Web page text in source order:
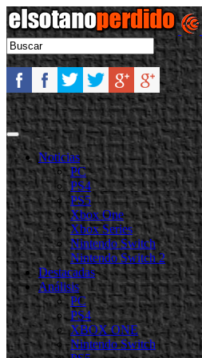
Noticias
PC
PS4
PS5
Xbox One
Xbox Series
Nintendo Switch
Nintendo Switch 2
Destacadas
Análisis
PC
PS4
XBOX ONE
Nintendo Switch